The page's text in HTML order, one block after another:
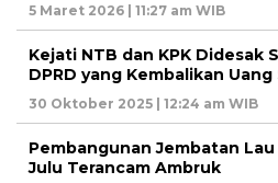
5 Maret 2026 | 11:27 am WIB
Kejati NTB dan KPK Didesak
DPRD yang Kembalikan Uang
30 Oktober 2025 | 12:24 am WIB
Pembangunan Jembatan
Julu Terancam Ambruk